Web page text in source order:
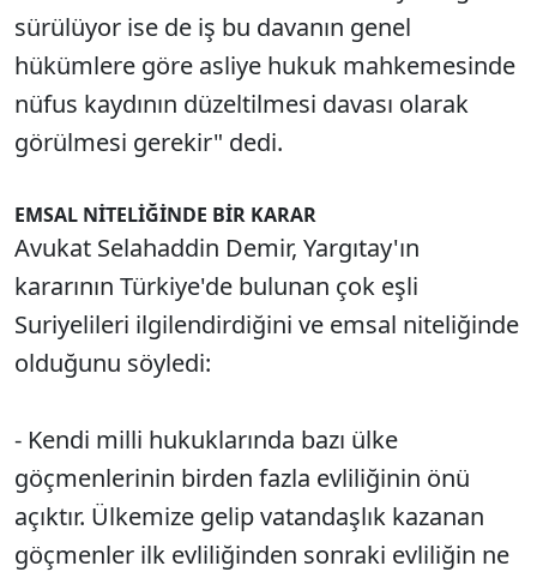
sürülüyor ise de iş bu davanın genel
hükümlere göre asliye hukuk mahkemesinde
nüfus kaydının düzeltilmesi davası olarak
görülmesi gerekir" dedi.
EMSAL NİTELİĞİNDE BİR KARAR
Avukat Selahaddin Demir, Yargıtay'ın
kararının Türkiye'de bulunan çok eşli
Suriyelileri ilgilendirdiğini ve emsal niteliğinde
olduğunu söyledi:
- Kendi milli hukuklarında bazı ülke
göçmenlerinin birden fazla evliliğinin önü
açıktır. Ülkemize gelip vatandaşlık kazanan
göçmenler ilk evliliğinden sonraki evliliğin ne